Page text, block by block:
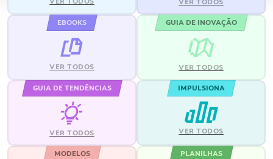
EBOOKS
VER TODOS
GUIA DE INOVAÇÃO
VER TODOS
GUIA DE TENDÊNCIAS
VER TODOS
IMPULSIONA
VER TODOS
MODELOS PLANILHAS